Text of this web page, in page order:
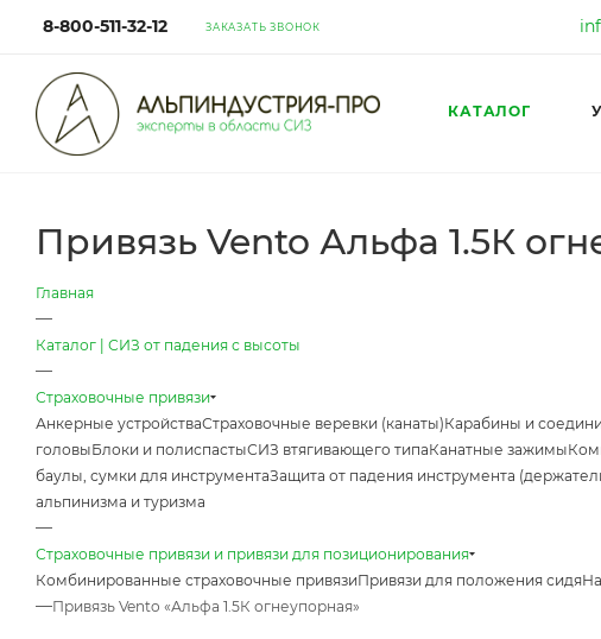
8-800-511-32-12 ЗАКАЗАТЬ ЗВОНОК
КАТАЛОГ
Привязь Vento Альфа 1.5К
Главная
—
Каталог | СИЗ от падения с высоты
—
Страховочные привязи
Анкерные устройстваСтраховочные веревки (канаты)Карабины и
головыБлоки и полиспастыСИЗ втягивающего типаКанатные зажимы
баулы, сумки для инструментаЗащита от падения инструмента
альпинизма и туризма
—
Страховочные привязи и привязи для позиционирования
Комбинированные страховочные привязиПривязи для положения сидя
—Привязь Vento «Альфа 1.5К огнеупорная»